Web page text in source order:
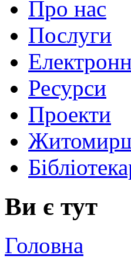
Про нас
Послуги
Ресурси
Проекти
Ви є тут
Головна